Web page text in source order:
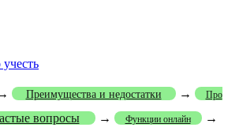
Преимущества и недостатки → Про
вопросы → Функции онлайн →